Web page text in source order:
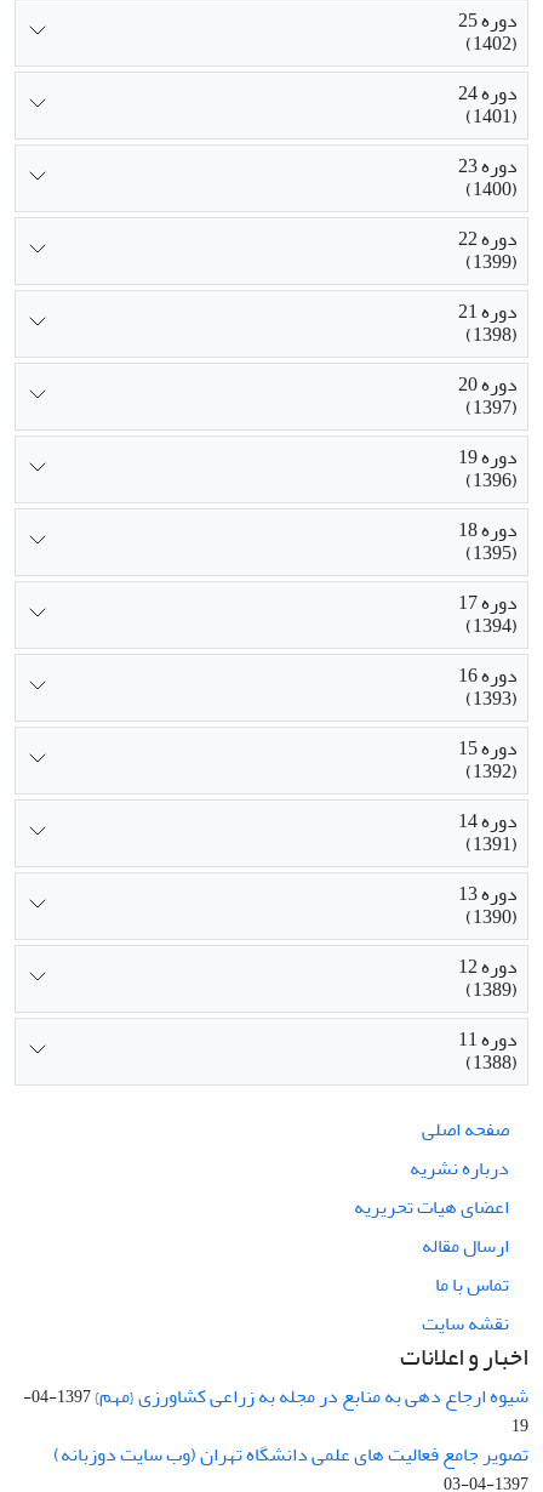
دوره 25
(1402)
دوره 24
(1401)
دوره 23
(1400)
دوره 22
(1399)
دوره 21
(1398)
دوره 20
(1397)
دوره 19
(1396)
دوره 18
(1395)
دوره 17
(1394)
دوره 16
(1393)
دوره 15
(1392)
دوره 14
(1391)
دوره 13
(1390)
دوره 12
(1389)
دوره 11
(1388)
صفحه اصلی
درباره نشریه
اعضای هیات تحریریه
ارسال مقاله
تماس با ما
نقشه سایت
اخبار و اعلانات
شیوه ارجاع دهی به منابع در مجله به زراعی کشاورزی {مهم}
1397-04-
19
تصویر جامع فعالیت های علمی دانشگاه تهران (وب سایت دوزبانه)
1397-04-03